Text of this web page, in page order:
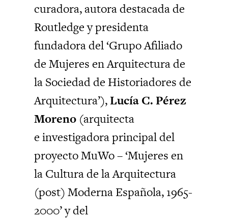
curadora, autora destacada de
Routledge y presidenta
fundadora del ‘Grupo Afiliado
de Mujeres en Arquitectura de
la Sociedad de Historiadores de
Arquitectura’),Lucía C. Pérez
Moreno (arquitecta
e investigadora principal del
proyecto MuWo – ‘Mujeres en
la Cultura de la Arquitectura
(post) Moderna Española, 1965-
2000’ y del